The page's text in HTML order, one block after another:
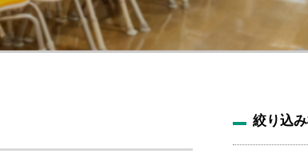
絞り込